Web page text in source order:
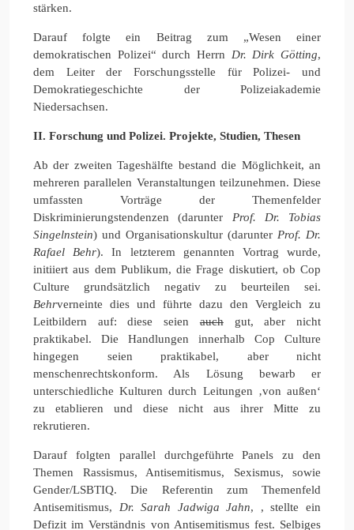
stärken.
Darauf folgte ein Beitrag zum „Wesen einer
demokratischen Polizei“ durch Herrn Dr. Dirk Götting,
dem Leiter der Forschungsstelle für Polizei- und
Demokratiegeschichte der Polizeiakademie
Niedersachsen.
II. Forschung und Polizei. Projekte, Studien, Thesen
Ab der zweiten Tageshälfte bestand die Möglichkeit, an
mehreren parallelen Veranstaltungen teilzunehmen. Diese
umfassten Vorträge der Themenfelder
Diskriminierungstendenzen (darunter Prof. Dr. Tobias
Singelnstein) und Organisationskultur (darunter Prof. Dr.
Rafael Behr). In letzterem genannten Vortrag wurde,
initiiert aus dem Publikum, die Frage diskutiert, ob Cop
Culture grundsätzlich negativ zu beurteilen sei.
Behrverneinte dies und führte dazu den Vergleich zu
Leitbildern auf: diese seienauchgut, aber nicht
praktikabel. Die Handlungen innerhalb Cop Culture
hingegen seien praktikabel, aber nicht
menschenrechtskonform. Als Lösung bewarb er
unterschiedliche Kulturen durch Leitungen ‚von außen‘
zu etablieren und diese nicht aus ihrer Mitte zu
rekrutieren.
Darauf folgten parallel durchgeführte Panels zu den
Themen Rassismus, Antisemitismus, Sexismus, sowie
Gender/LSBTIQ. Die Referentin zum Themenfeld
Antisemitismus, Dr. Sarah Jadwiga Jahn, , stellte ein
Defizit im Verständnis von Antisemitismus fest. Selbiges